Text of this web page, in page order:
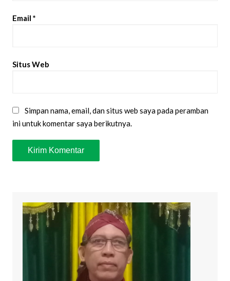
Email *
Situs Web
Simpan nama, email, dan situs web saya pada peramban
ini untuk komentar saya berikutnya.